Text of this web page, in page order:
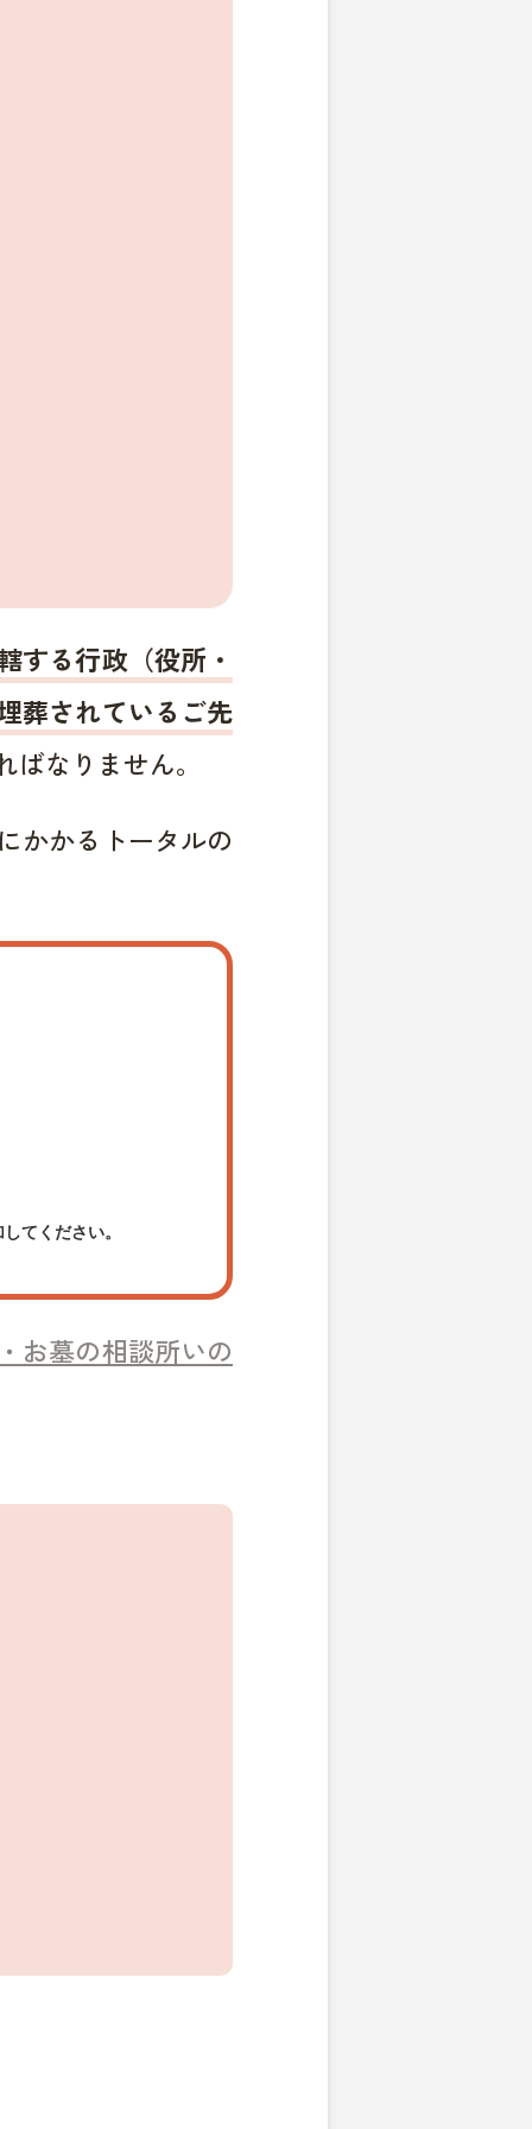
する行政（役所・
葬されているご先
ばなりません。
かかるトータルの
てください。
お墓の相談所いの